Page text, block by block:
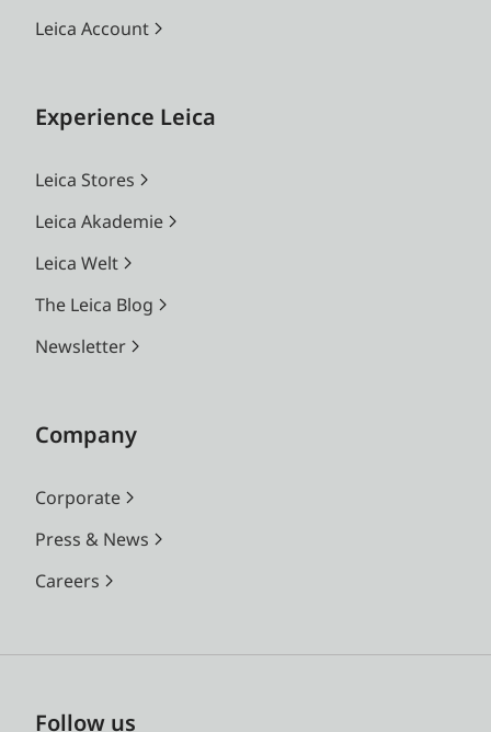
Leica Account
Experience Leica
Leica Stores
Leica Akademie
Leica Welt
The Leica Blog
Newsletter
Company
Corporate
Press & News
Careers
Follow us